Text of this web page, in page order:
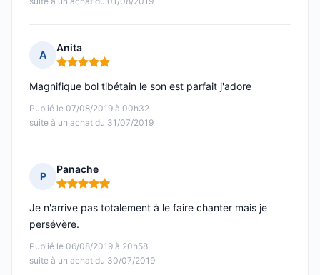
A
Anita
Note : 5 sur 5
Publié le 07/08/2019 à 00h32
suite à un achat du 31/07/2019
Magnifique bol tibétain le son est parfait j'adore
P
Panache
Note : 5 sur 5
Publié le 06/08/2019 à 20h58
suite à un achat du 30/07/2019
Je n'arrive pas totalement à le faire chanter mais je
persévère.